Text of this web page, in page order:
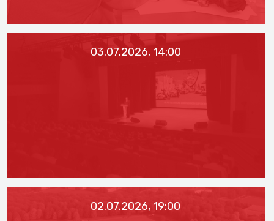
03.07.2026, 14:00
02.07.2026, 19:00